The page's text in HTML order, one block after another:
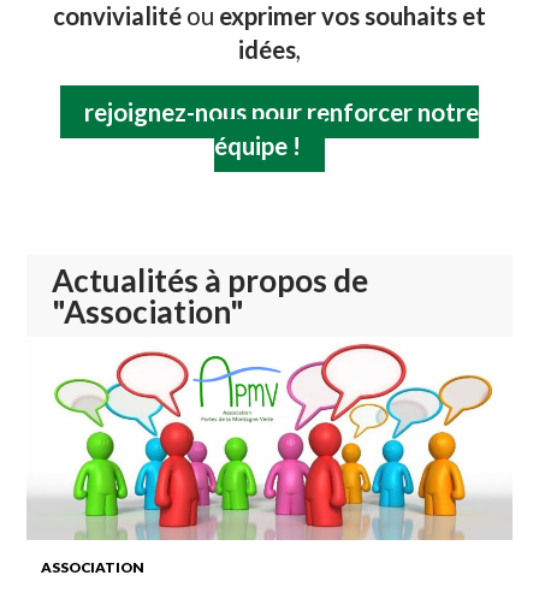
convivialité ou exprimer vos souhaits et
idées,
rejoignez-nous pour renforcer notre
équipe !
Actualités à propos de
"Association"
ASSOCIATION